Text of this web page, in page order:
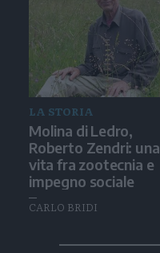
LA STORIA
Molina di Ledro,
Roberto Zendri: una
vita fra zootecnia e
impegno sociale
CARLO BRIDI